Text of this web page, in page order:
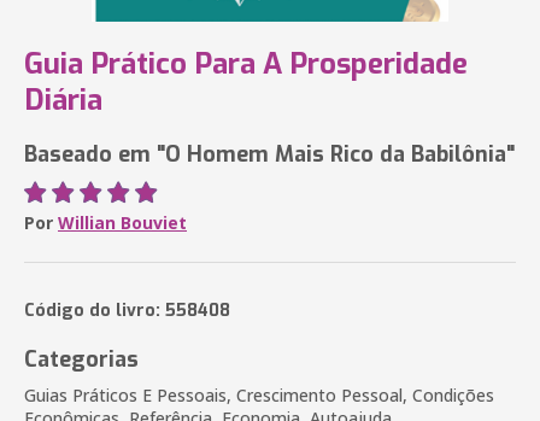
Guia Prático Para A Prosperidade
Diária
Baseado em "O Homem Mais Rico da Babilônia"
Por Willian Bouviet
Código do livro: 558408
Categorias
Guias Práticos E Pessoais, Crescimento Pessoal, Condições